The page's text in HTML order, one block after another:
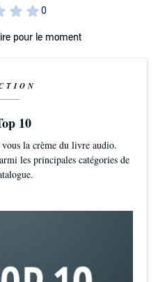
pour le moment
10
la crème du livre audio.
les principales catégories de